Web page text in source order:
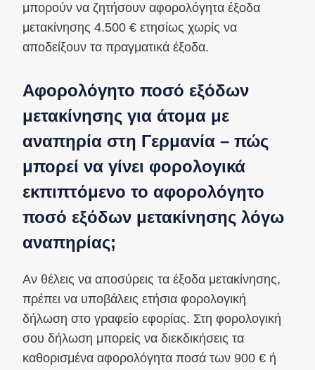
μπορούν να ζητήσουν αφορολόγητα έξοδα
μετακίνησης 4.500 € ετησίως χωρίς να
αποδείξουν τα πραγματικά έξοδα.
Αφορολόγητο ποσό εξόδων
μετακίνησης για άτομα με
αναπηρία στη Γερμανία – πώς
μπορεί να γίνει φορολογικά
εκπιπτόμενο το αφορολόγητο
ποσό εξόδων μετακίνησης λόγω
αναπηρίας;
Αν θέλεις να αποσύρεις τα έξοδα μετακίνησης,
πρέπει να υποβάλεις ετήσια φορολογική
δήλωση στο γραφείο εφορίας. Στη φορολογική
σου δήλωση μπορείς να διεκδικήσεις τα
καθορισμένα αφορολόγητα ποσά των 900 € ή